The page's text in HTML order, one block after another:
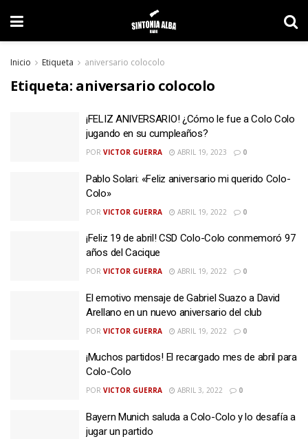
Inicio Etiqueta aniversario colocolo
Etiqueta: aniversario colocolo
¡FELIZ ANIVERSARIO! ¿Cómo le fue a Colo Colo
jugando en su cumpleaños?
POR VICTOR GUERRA ABRIL 19, 2023 0
Pablo Solari: «Feliz aniversario mi querido Colo-
Colo»
POR VICTOR GUERRA ABRIL 19, 2022 0
¡Feliz 19 de abril! CSD Colo-Colo conmemoró 97
años del Cacique
POR VICTOR GUERRA ABRIL 19, 2022 0
El emotivo mensaje de Gabriel Suazo a David
Arellano en un nuevo aniversario del club
POR VICTOR GUERRA ABRIL 19, 2022 0
¡Muchos partidos! El recargado mes de abril para
Colo-Colo
POR VICTOR GUERRA ABRIL 3, 2022 0
Bayern Munich saluda a Colo-Colo y lo desafía a
jugar un partido